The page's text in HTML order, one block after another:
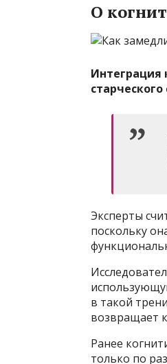
О
Интеграция
Эксперты
поскольку
в такой
возвращает
Ранее
только по